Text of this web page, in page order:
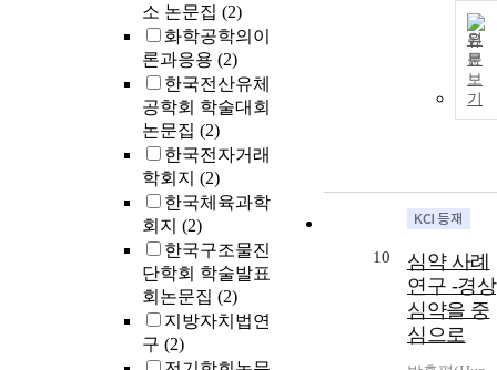
소 논문집 (2)
화학공학의이
론과응용 (2)
한국전산유체
공학회 학술대회
논문집 (2)
한국전자거래
학회지 (2)
한국체육과학
회지 (2)
한국구조물진
단학회 학술발표
회논문집 (2)
지방자치법연
구 (2)
원
문
보
기
10
심약 사례
연구 -경상
심약을 중
심으로